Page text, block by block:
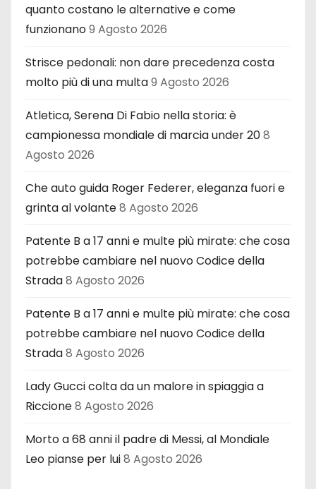
quanto costano le alternative e come
funzionano9 Agosto 2026
Strisce pedonali: non dare precedenza costa
molto più di una multa9 Agosto 2026
Atletica, Serena Di Fabio nella storia: è
campionessa mondiale di marcia under 208
Agosto 2026
Che auto guida Roger Federer, eleganza fuori e
grinta al volante8 Agosto 2026
Patente B a 17 anni e multe più mirate: che cosa
potrebbe cambiare nel nuovo Codice della
Strada8 Agosto 2026
Patente B a 17 anni e multe più mirate: che cosa
potrebbe cambiare nel nuovo Codice della
Strada8 Agosto 2026
Lady Gucci colta da un malore in spiaggia a
Riccione8 Agosto 2026
Morto a 68 anni il padre di Messi, al Mondiale
Leo pianse per lui8 Agosto 2026